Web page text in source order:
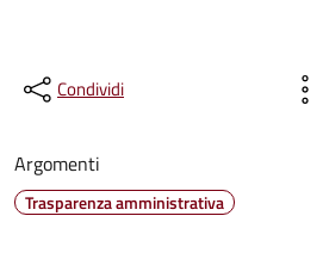
Condividi
Argomenti
Trasparenza amministrativa